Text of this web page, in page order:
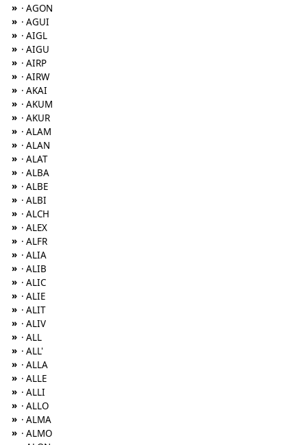
» · AGON
» · AGUI
» · AIGL
» · AIGU
» · AIRP
» · AIRW
» · AKAI
» · AKUM
» · AKUR
» · ALAM
» · ALAN
» · ALAT
» · ALBA
» · ALBE
» · ALBI
» · ALCH
» · ALEX
» · ALFR
» · ALIA
» · ALIB
» · ALIC
» · ALIE
» · ALIT
» · ALIV
» · ALL
» · ALL'
» · ALLA
» · ALLE
» · ALLI
» · ALLO
» · ALMA
» · ALMO